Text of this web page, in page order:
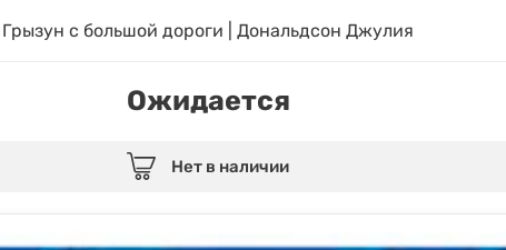
Грызун с большой дороги | Дональдсон Джулия
Ожидается
Нет в наличии